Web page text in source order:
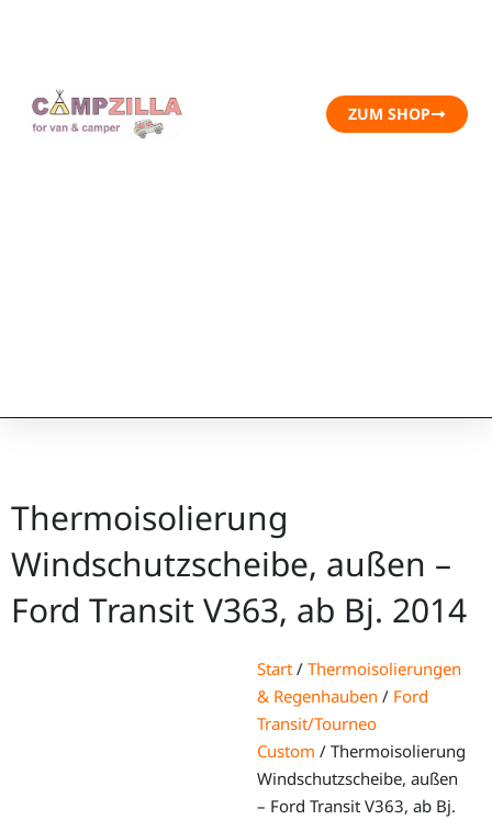
ZUM SHOP
Thermoisolierung
Windschutzscheibe, außen –
Ford Transit V363, ab Bj. 2014
Start / Thermoisolierungen
& Regenhauben / Ford
Transit/Tourneo
Custom / Thermoisolierung
Windschutzscheibe, außen
– Ford Transit V363, ab Bj.